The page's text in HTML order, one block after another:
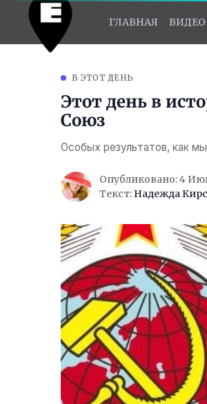
ГЛАВНАЯ ВИДЕО
В ЭТОТ ДЕНЬ
Этот день в
Союз
Особых результатов, как
Опубликовано: 4
Текст: Надежда